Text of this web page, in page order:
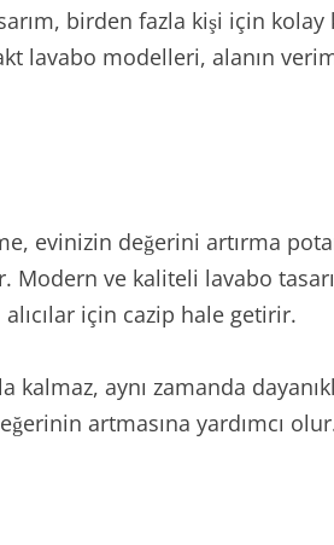
birden fazla kişi için kolay
lavabo modelleri, alanın
evinizin değerini artırma
Modern ve kaliteli lavabo
için cazip hale getirir.
aynı zamanda
artmasına yardımcı